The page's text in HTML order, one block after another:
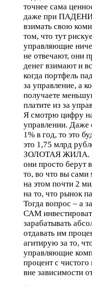
точнее сама
даже при
взимать свою
том, что тут
управляющие
не отвечают, они
денег взимают и
когда портфель
за управление, а
получаете
платите из за
Я смотрю цифру
управлении. Даже
1% в год, то это
это 1,75 млрд
ЗОЛОТАЯ ЖИЛА.
они просто берут
то, во что вы сами
на этом почти 2
на то, что рынок
Тогда вопрос – а
САМ
зарабатывать
отдавать им
агитирую за то,
управляющие
процент с
вне зависимости